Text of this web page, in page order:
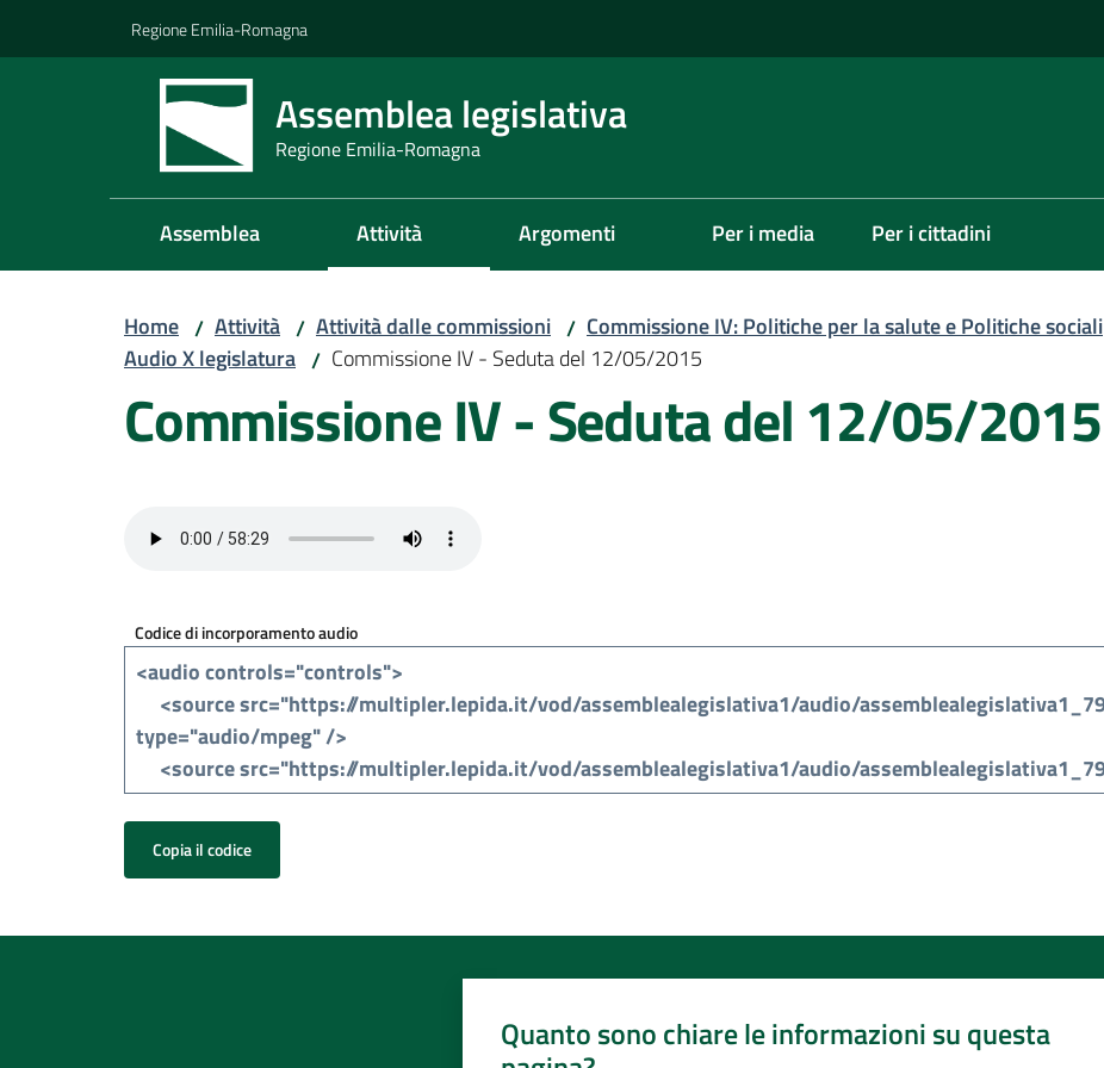
Regione Emilia-Romagna
Assemblea legislativa
Regione Emilia-Romagna
Assemblea Attività Argomenti Per i media Per i cittadini
Home / Attività / Attività dalle commissioni / Commissione IV: Politiche per la salute e Politiche sociali
Audio X legislatura / Commissione IV - Seduta del 12/05/2015
Commissione IV - Seduta del 12/05/2015
Codice di incorporamento audio
Copia il codice
Quanto sono chiare le informazioni su questa